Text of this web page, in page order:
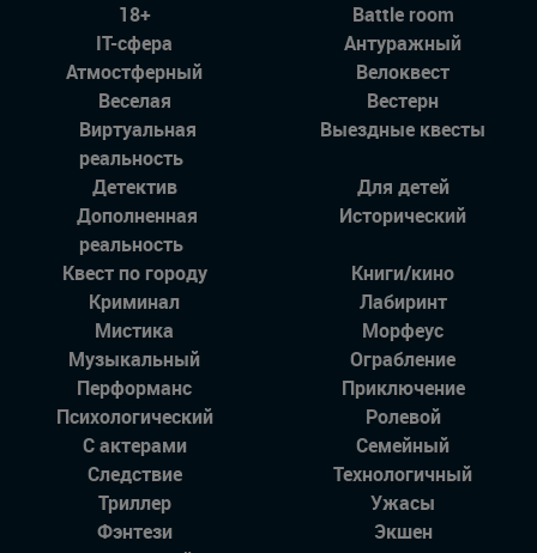
18+
Battle room
IT-сфера
Антуражный
Атмостферный
Велоквест
Веселая
Вестерн
Виртуальная
реальность
Выездные квесты
Детектив
Для детей
Дополненная
реальность
Исторический
Квест по городу
Книги/кино
Криминал
Лабиринт
Мистика
Морфеус
Музыкальный
Ограбление
Перформанс
Приключение
Психологический
Ролевой
С актерами
Семейный
Следствие
Технологичный
Триллер
Ужасы
Фэнтези
Экшен